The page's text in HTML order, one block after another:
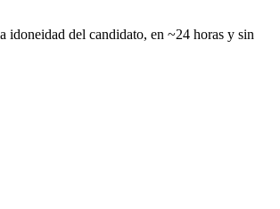
idoneidad del candidato, en ~24 horas y sin